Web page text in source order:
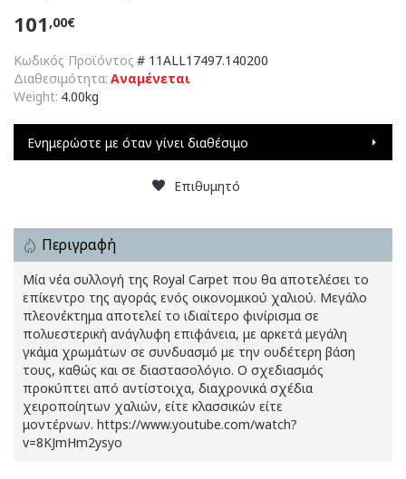
Κωδικός Προϊόντος # 11ALL17497.140200
Διαθεσιμότητα: Αναμένεται
Weight: 4.00kg
101 ,00€
Ενημερώστε με όταν γίνει διαθέσιμο
Επιθυμητό
Περιγραφή
Μία νέα συλλογή της Royal Carpet που θα αποτελέσει το
επίκεντρο της αγοράς ενός οικονομικού χαλιού. Μεγάλο
πλεονέκτημα αποτελεί το ιδιαίτερο φινίρισμα σε
πολυεστερική ανάγλυφη επιφάνεια, με αρκετά μεγάλη
γκάμα χρωμάτων σε συνδυασμό με την ουδέτερη βάση
τους, καθώς και σε διαστασολόγιο. Ο σχεδιασμός
προκύπτει από αντίστοιχα, διαχρονικά σχέδια
χειροποίητων χαλιών, είτε κλασσικών είτε
μοντέρνων. https://www.youtube.com/watch?
v=8KJmHm2ysyo